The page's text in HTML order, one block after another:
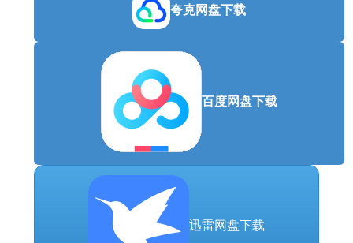
操作系统 *: Windows 7 64 Bit
处理器: i5-3470 INTEL 或AMD 同级别
显卡: Nvidia GTX 660 or AMD Radeon HD 7770
DirectX 版本: 11
存储空间: 需要 4 GB 可用空间
附注事项: 以上配置测试结果:720P低特效 [
50~60帧 ] 1080P高特效 [ 27~45帧 ] ◆在750TI显
卡下最低特效[20~45帧]
推荐配置:
操作系统: Windows 10 64 Bit | 光线追踪要求
1903 版本以上
处理器: INTEL i7-4790K / Xeon E3-1231 v3 或
夸克网盘下载
百度网盘下载
迅雷网盘下载